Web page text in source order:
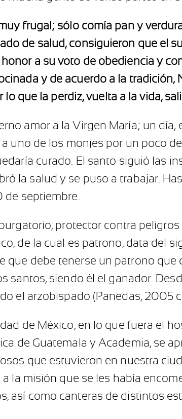
frugal; sólo comía pan y
de salud, consiguieron que el
a su voto de obediencia y
y de acuerdo a la
que la perdiz, vuelta a la vida,
amor a la Virgen María; un día,
uno de los monjes por un poco
curado. El santo siguió las
la salud y se puso a trabajar.
de septiembre.
protector contra
de la cual es patrono, data del
que debe tenerse un patrono
santos, siendo él el ganador.
el arzobispado (Panedas, 2005
de México, en lo que fuera el
de Guatemala y Academia, se
que estuvieron en nuestra
la misión que se les había
así como canteras de distintos